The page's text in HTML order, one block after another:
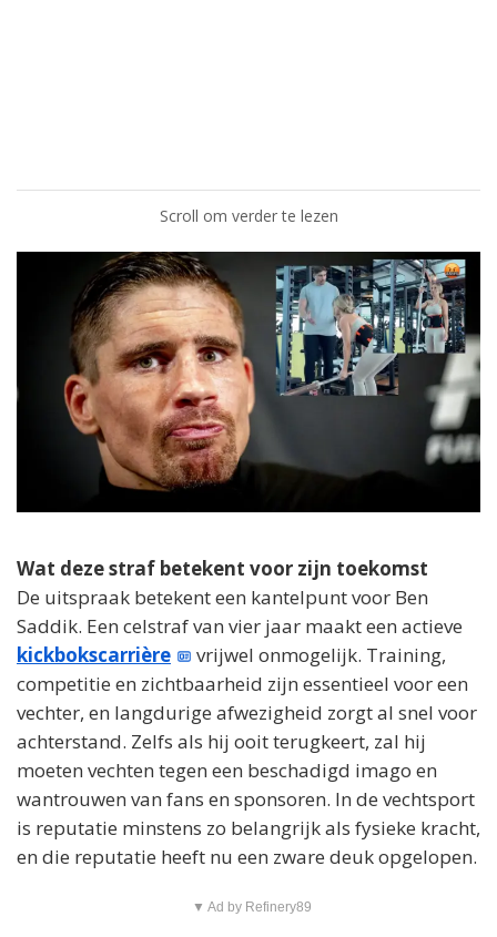
Scroll om verder te lezen
Wat deze straf betekent voor zijn toekomst
De uitspraak betekent een kantelpunt voor Ben
Saddik. Een celstraf van vier jaar maakt een actieve
kickbokscarrière
vrijwel onmogelijk. Training,
competitie en zichtbaarheid zijn essentieel voor een
vechter, en langdurige afwezigheid zorgt al snel voor
achterstand. Zelfs als hij ooit terugkeert, zal hij
moeten vechten tegen een beschadigd imago en
wantrouwen van fans en sponsoren. In de vechtsport
is reputatie minstens zo belangrijk als fysieke kracht,
en die reputatie heeft nu een zware deuk opgelopen.
▼ Ad by Refinery89